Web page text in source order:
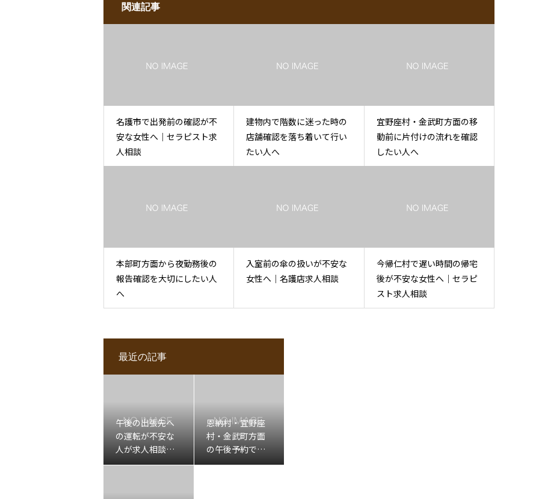
関連記事
名護市で出発前の確認が不
安な女性へ｜セラピスト求
人相談
建物内で階数に迷った時の
店舗確認を落ち着いて行い
たい人へ
宜野座村・金武町方面の移
動前に片付けの流れを確認
したい人へ
本部町方面から夜勤務後の
報告確認を大切にしたい人
へ
入室前の傘の扱いが不安な
女性へ｜名護店求人相談
今帰仁村で遅い時間の帰宅
後が不安な女性へ｜セラピ
スト求人相談
最近の記事
午後の出張先へ
の運転が不安な
人が求人相談前
に整理したいこ
恩納村・宜野座
村・金武町方面
の午後予約で移
動確認が不安な